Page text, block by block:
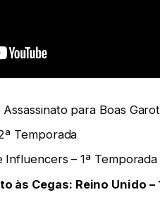
para Boas
Temporada
Influencers – 1ª Temporada
às Cegas: Reino Unido –